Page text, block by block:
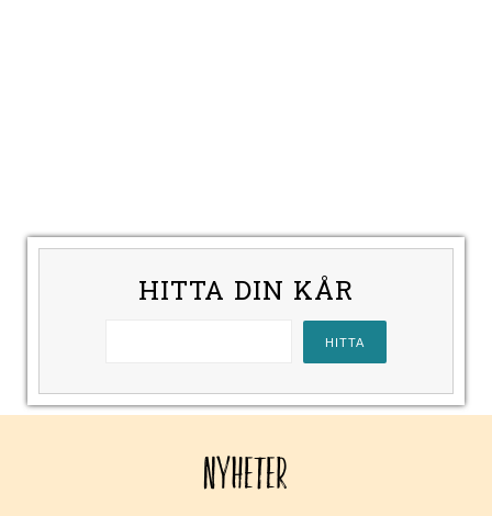
HITTA DIN KÅR
NYHETER